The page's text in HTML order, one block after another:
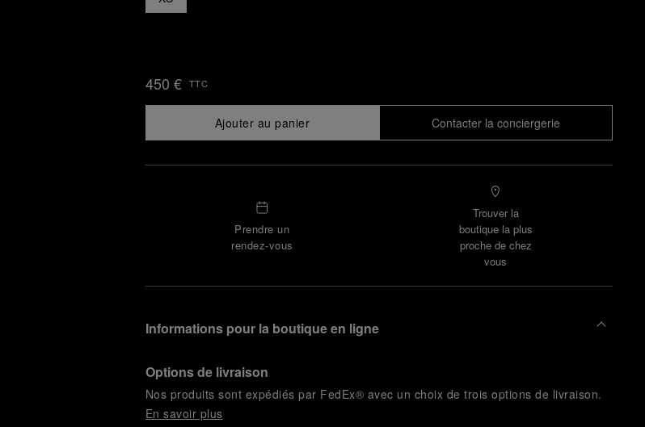
450 € TTC
Ajouter au panier Contacter la conciergerie
Prendre un
rendez-vous
Trouver la
boutique la plus
proche de chez
vous
Informations pour la boutique en ligne
Options de livraison
Nos produits sont expédiés par FedEx® avec un choix de trois options de livraison.
En savoir plus